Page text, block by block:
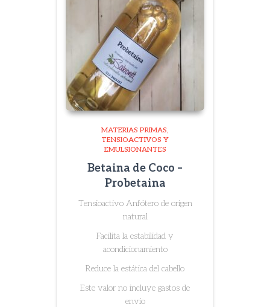
MATERIAS PRIMAS
TENSIOACTIVOS Y
EMULSIONANTES
Betaina de Coco –
Probetaina
Tensioactivo Anfótero de origen
natural
Facilita la estabilidad y
acondicionamiento
Reduce la estática del cabello
Este valor no incluye gastos de
envío